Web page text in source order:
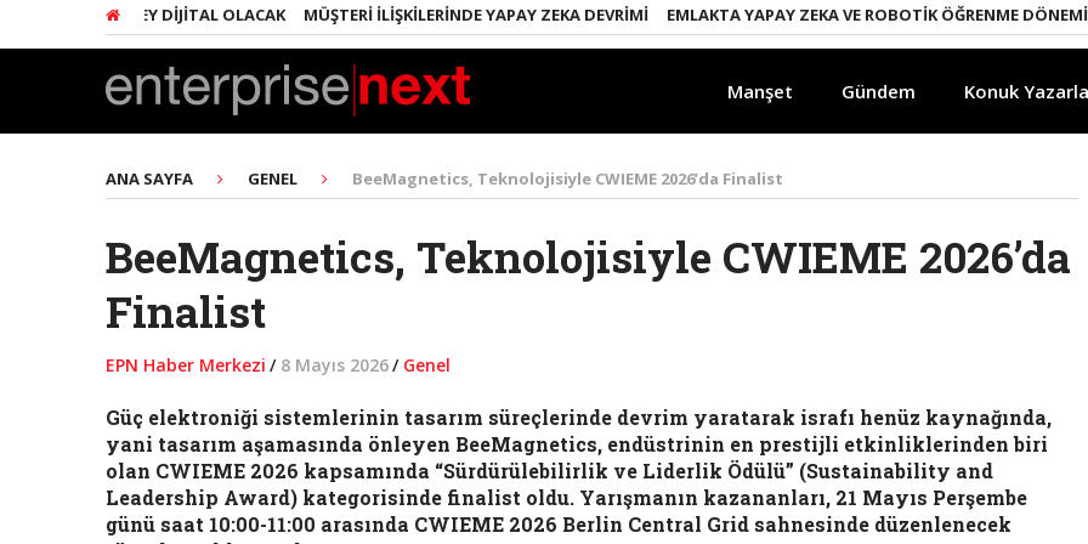
HER ŞEY DIJITAL OLACAK MÜŞTERI İLIŞKILERINDE YAPAY ZEKA DEVRIMI EMLAKTA YAPAY ZEKA VE ROBOTIK ÖĞRENME DÖNEMI
Manşet Gündem Konuk
ANA SAYFA GENEL BeeMagnetics, Teknolojisiyle CWIEME 2026’da Finalist
BeeMagnetics, Teknolojisiyle CWIEME 2026’da
Finalist
EPN Haber Merkezi / 8 Mayıs 2026/ Genel
Güç elektroniği sistemlerinin tasarım süreçlerinde devrim yaratarak israfı henüz kaynağında,
yani tasarım aşamasında önleyen BeeMagnetics, endüstrinin en prestijli etkinliklerinden biri
olan CWIEME 2026 kapsamında “Sürdürülebilirlik ve Liderlik Ödülü” (Sustainability and
Leadership Award) kategorisinde finalist oldu. Yarışmanın kazananları, 21 Mayıs Perşembe
günü saat 10:00-11:00 arasında CWIEME 2026 Berlin Central Grid sahnesinde düzenlenecek